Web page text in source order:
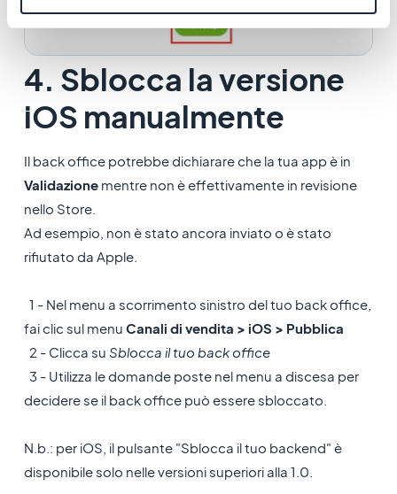
4. Sblocca la versione
iOS manualmente
Il back office potrebbe dichiarare che la tua app è in
Validazionementre non è effettivamente in revisione
nello Store.
Ad esempio, non è stato ancora inviato o è stato
rifiutato da Apple.
1 - Nel menu a scorrimento sinistro del tuo back office,
fai clic sul menu Canali di vendita > iOS > Pubblica
2 - Clicca su Sblocca il tuo back office
3 - Utilizza le domande poste nel menu a discesa per
decidere se il back office può essere sbloccato.
N.b.: per iOS, il pulsante "Sblocca il tuo backend" è
disponibile solo nelle versioni superiori alla 1.0.